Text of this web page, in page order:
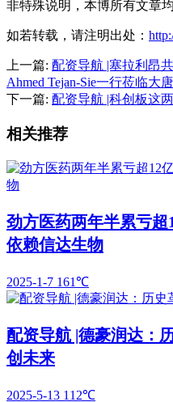
非特殊说明，本博所有文章
如若转载，请注明出处：
上一篇: 配资导航 |塞拉利昂
Ahmed Tejan-Sie一行莅临大
下一篇: 配资导航 |科创板这
相关推荐
劲方医药两年半累亏
依赖信达生物
2025-1-7 161℃
配资导航 |德豪润达：
创未来
2025-5-13 112℃